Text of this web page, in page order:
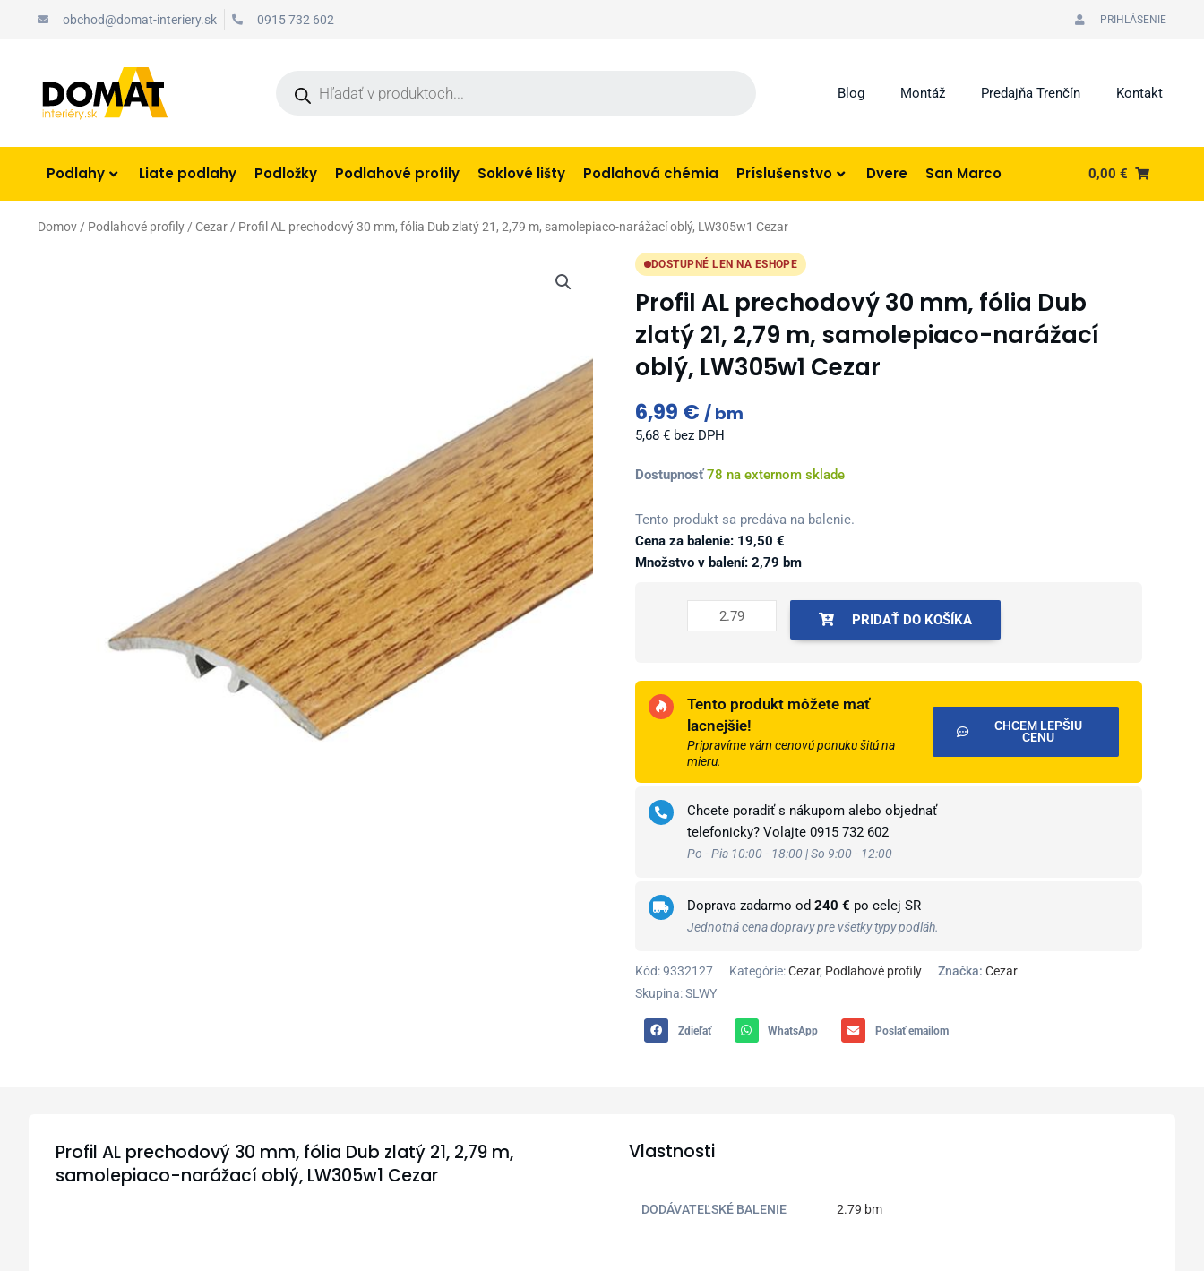
obchod@domat-interiery.sk 0915 732 602 PRIHLÁSENIE
Blog Montáž Predajňa Trenčín Kontakt
Podlahy Liate podlahy Podložky Podlahové profily Soklové lišty Podlahová chémia Príslušenstvo Dvere San Marco 0,00€
Domov / Podlahové profily / Cezar / Profil AL prechodový 30 mm, fólia Dub zlatý 21, 2,79 m, samolepiaco-narážací oblý, LW305w1 Cezar
DOSTUPNÉ LEN NA ESHOPE
Profil AL prechodový 30 mm, fólia Dub
zlatý 21, 2,79 m, samolepiaco-narážací
oblý, LW305w1 Cezar
6,99 € bm
5,68 € bez DPH
Dostupnosť 78 na externom sklade
Tento produkt sa predáva na balenie.
Cena za balenie: 19,50 €
Množstvo v balení: 2,79 bm
množstvo
AL
prechodový
30
m,
samolepiaco-
narážací
LW305w1
Cezar
PRIDAŤ DO KOŠÍKA
Tento produkt môžete mať
lacnejšie!
Pripravíme vám cenovú ponuku šitú na
mieru.
CHCEM LEPŠIU
CENU
Chcete poradiť s nákupom alebo objednať
telefonicky? Volajte 0915 732 602
Po - Pia 10:00 - 18:00 | So 9:00 - 12:00
Doprava zadarmo od 240 € po celej SR
Jednotná cena dopravy pre všetky typy podláh.
Kód:9332127 Kategórie:Cezar, Podlahové profily Značka: Cezar
Skupina: SLWY
Zdieľať WhatsApp Poslať emailom
Profil AL prechodový 30 mm, fólia Dub zlatý 21, 2,79 m,
samolepiaco-narážací oblý, LW305w1 Cezar
Vlastnosti
DODÁVATEĽSKÉ BALENIE 2.79 bm